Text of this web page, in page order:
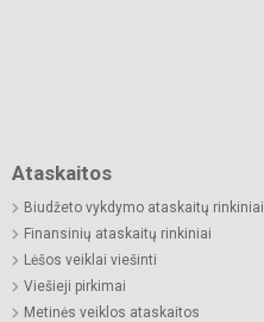
Ataskaitos
Biudžeto vykdymo ataskaitų rinkiniai
Finansinių ataskaitų rinkiniai
Lėšos veiklai viešinti
Viešieji pirkimai
Metinės veiklos ataskaitos